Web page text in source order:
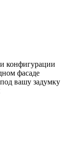
конфигурации
фасаде
вашу задумку